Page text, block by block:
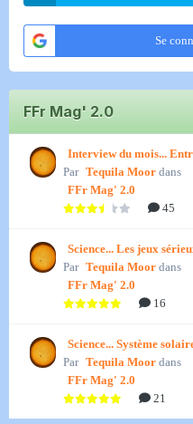
Se
FFr Mag' 2.0
Interview du mois...
Par Tequila Moor dans
FFr Mag' 2.0
45
Science... Les jeux
Par Tequila Moor dans
FFr Mag' 2.0
16
Science... Système
Par Tequila Moor dans
FFr Mag' 2.0
21